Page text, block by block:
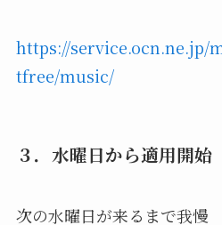
https://service.ocn.ne.jp/
tfree/music/
３．水曜日から適用開始
次の水曜日が来るまで我慢